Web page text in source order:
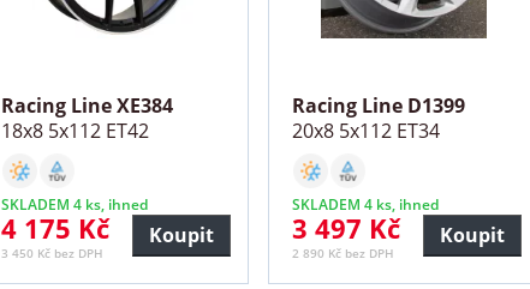
Racing Line XE384
18x8 5x112 ET42
SKLADEM 4 ks, ihned
4 175 Kč
3 450 Kč bez DPH
Koupit
Racing Line D1399
20x8 5x112 ET34
SKLADEM 4 ks, ihned
3 497 Kč
2 890 Kč bez DPH
Koupit